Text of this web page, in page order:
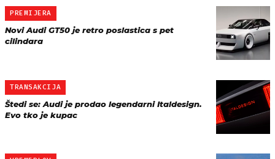
PREMIJERA
Novi Audi GT50 je retro poslastica s pet
cilindara
TRANSAKCIJA
Štedi se: Audi je prodao legendarni Italdesign.
Evo tko je kupac